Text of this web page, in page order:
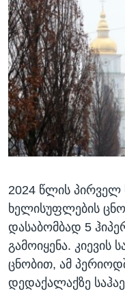
ᲮᲔᲓᲕᲐ ᲕᲐᲨᲘᲜᲒᲢᲝᲜᲘᲓᲐᲜ
ᲡᲢᲣᲓᲘᲐ ᲕᲐᲨᲘᲜᲒᲢᲝᲜᲘ
ᲞᲝᲚᲘᲢᲘᲙᲐ
ᲔᲙᲝᲜᲝᲛᲘᲙᲐ
ᲯᲐᲜᲛᲠᲗᲔᲚᲝᲑᲐ
ᲛᲔᲪᲜᲘᲔᲠᲔᲑᲐ
ᲘᲜᲢᲔᲠᲕᲘᲣ
ᲙᲣᲚᲢᲣᲠᲐ
ᲓᲔᲖᲘᲜᲤᲝᲠᲛᲐᲪᲘᲐ
ᲠᲣᲡᲔᲗᲘᲡ ᲨᲔᲭᲠᲐ
Learning English
ᲗᲕᲐᲚᲘ ᲒᲕᲐᲓᲔᲕᲜᲔᲗ
ენები
2024 წლის პირველ
ხელისუფლების
დასაბომბად 5
გამოიყენა. კიევის
ცნობით, ამ
დედაქალაქზე